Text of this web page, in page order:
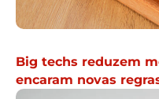
Big techs reduzem
encaram novas